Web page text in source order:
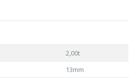
2,00t
13mm